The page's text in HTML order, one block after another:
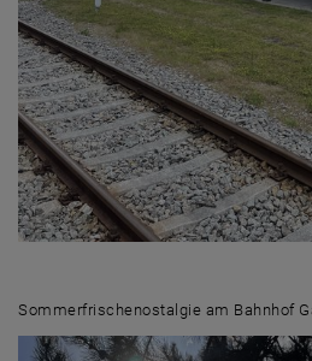
Sommerfrischenostalgie am Bahnhof
Sommerfrischenostalgie am Bahnhof